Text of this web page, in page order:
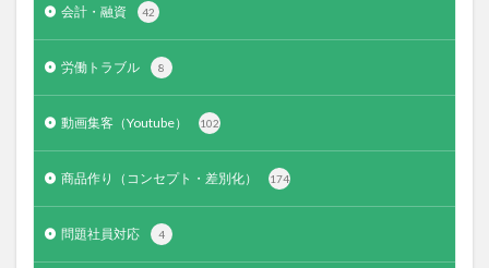
会計・融資 42
労働トラブル 8
動画集客（Youtube） 102
商品作り（コンセプト・差別化） 174
問題社員対応 4